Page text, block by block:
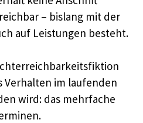
– bislang mit der
auf Leistungen besteht.
Verhalten im laufenden
wird: das mehrfache